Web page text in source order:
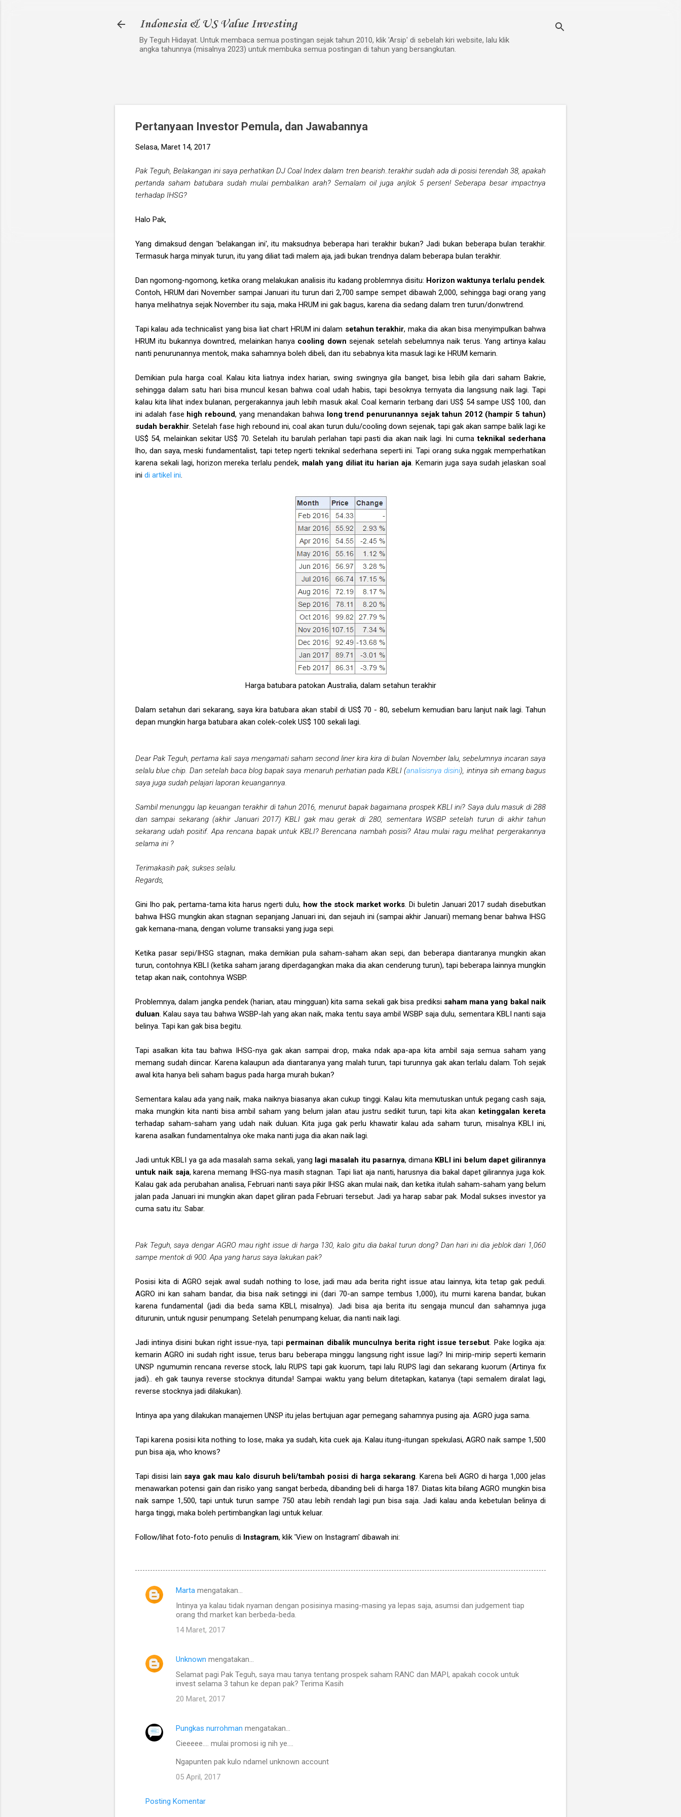
Indonesia & US Value Investing
By Teguh Hidayat. Untuk membaca semua postingan sejak tahun 2010, klik 'Arsip' di sebelah kiri website, lalu klik
angka tahunnya (misalnya 2023) untuk membuka semua postingan di tahun yang bersangkutan.
Pertanyaan Investor Pemula, dan Jawabannya
Selasa, Maret 14, 2017
Pak Teguh, Belakangan ini saya perhatikan DJ Coal Index dalam tren bearish..terakhir sudah ada di posisi terendah 38, apakah
pertanda saham batubara sudah mulai pembalikan arah? Semalam oil juga anjlok 5 persen! Seberapa besar impactnya
terhadap IHSG?
Halo Pak,
Yang dimaksud dengan 'belakangan ini', itu maksudnya beberapa hari terakhir bukan? Jadi bukan beberapa bulan terakhir.
Termasuk harga minyak turun, itu yang diliat tadi malem aja, jadi bukan trendnya dalam beberapa bulan terakhir.
Dan ngomong-ngomong, ketika orang melakukan analisis itu kadang problemnya disitu: Horizon waktunya terlalu pendek
Contoh, HRUM dari November sampai Januari itu turun dari 2,700 sampe sempet dibawah 2,000, sehingga bagi orang yang
hanya melihatnya sejak November itu saja, maka HRUM ini gak bagus, karena dia sedang dalam tren turun/donwtrend.
Tapi kalau ada technicalist yang bisa liat chart HRUM ini dalam setahun terakhir, maka dia akan bisa menyimpulkan bahwa
HRUM itu bukannya downtred, melainkan hanya cooling down sejenak setelah sebelumnya naik terus. Yang artinya kalau
nanti penurunannya mentok, maka sahamnya boleh dibeli, dan itu sebabnya kita masuk lagi ke HRUM kemarin.
Demikian pula harga coal. Kalau kita liatnya index harian, swing swingnya gila banget, bisa lebih gila dari saham Bakrie,
sehingga dalam satu hari bisa muncul kesan bahwa coal udah habis, tapi besoknya ternyata dia langsung naik lagi. Tapi
kalau kita lihat index bulanan, pergerakannya jauh lebih masuk akal. Coal kemarin terbang dari US$ 54 sampe US$ 100, dan
ini adalah fase high rebound, yang menandakan bahwa long trend penurunannya sejak tahun 2012 (hampir 5 tahun)
sudah berakhir . Setelah fase high rebound ini, coal akan turun dulu/cooling down sejenak, tapi gak akan sampe balik lagi ke
US$ 54, melainkan sekitar US$ 70. Setelah itu barulah perlahan tapi pasti dia akan naik lagi. Ini cumateknikal sederhana
lho, dan saya, meski fundamentalist, tapi tetep ngerti teknikal sederhana seperti ini. Tapi orang suka nggak memperhatikan
karena sekali lagi, horizon mereka terlalu pendek, malah yang diliat itu harian aja . Kemarin juga saya sudah jelaskan soal
ini di artikel ini
Harga batubara patokan Australia, dalam setahun terakhir
Dalam setahun dari sekarang, saya kira batubara akan stabil di US$ 70 - 80, sebelum kemudian baru lanjut naik lagi. Tahun
depan mungkin harga batubara akan colek-colek US$ 100 sekali lagi.
Dear Pak Teguh, pertama kali saya mengamati saham second liner kira kira di bulan November lalu, sebelumnya incaran saya
selalu blue chip. Dan setelah baca blog bapak saya menaruh perhatian pada KBLI (analisisnya disini), intinya sih emang bagus
saya juga sudah pelajari laporan keuangannya.
Sambil menunggu lap keuangan terakhir di tahun 2016, menurut bapak bagaimana prospek KBLI ini? Saya dulu masuk di 288
dan sampai sekarang (akhir Januari 2017) KBLI gak mau gerak di 280, sementara WSBP setelah turun di akhir tahun
sekarang udah positif. Apa rencana bapak untuk KBLI? Berencana nambah posisi? Atau mulai ragu melihat pergerakannya
selama ini ?
Terimakasih pak, sukses selalu.
Regards,
Gini lho pak, pertama-tama kita harus ngerti dulu, how the stock market works . Di buletin Januari 2017 sudah disebutkan
bahwa IHSG mungkin akan stagnan sepanjang Januari ini, dan sejauh ini (sampai akhir Januari) memang benar bahwa IHSG
gak kemana-mana, dengan volume transaksi yang juga sepi.
Ketika pasar sepi/IHSG stagnan, maka demikian pula saham-saham akan sepi, dan beberapa diantaranya mungkin akan
turun, contohnya KBLI (ketika saham jarang diperdagangkan maka dia akan cenderung turun), tapi beberapa lainnya mungkin
tetap akan naik, contohnya WSBP.
Problemnya, dalam jangka pendek (harian, atau mingguan) kita sama sekali gak bisa prediksi saham mana yang bakal naik
duluan . Kalau saya tau bahwa WSBP-lah yang akan naik, maka tentu saya ambil WSBP saja dulu, sementara KBLI nanti saja
belinya. Tapi kan gak bisa begitu.
Tapi asalkan kita tau bahwa IHSG-nya gak akan sampai drop, maka ndak apa-apa kita ambil saja semua saham yang
memang sudah diincar. Karena kalaupun ada diantaranya yang malah turun, tapi turunnya gak akan terlalu dalam. Toh sejak
awal kita hanya beli saham bagus pada harga murah bukan?
Sementara kalau ada yang naik, maka naiknya biasanya akan cukup tinggi. Kalau kita memutuskan untuk pegang cash saja,
maka mungkin kita nanti bisa ambil saham yang belum jalan atau justru sedikit turun, tapi kita akan ketinggalan kereta
terhadap saham-saham yang udah naik duluan. Kita juga gak perlu khawatir kalau ada saham turun, misalnya KBLI ini,
karena asalkan fundamentalnya oke maka nanti juga dia akan naik lagi.
Jadi untuk KBLI ya ga ada masalah sama sekali, yang lagi masalah itu pasarnya, dimana KBLI ini belum dapet gilirannya
untuk naik saja, karena memang IHSG-nya masih stagnan. Tapi liat aja nanti, harusnya dia bakal dapet gilirannya juga kok.
Kalau gak ada perubahan analisa, Februari nanti saya pikir IHSG akan mulai naik, dan ketika itulah saham-saham yang belum
jalan pada Januari ini mungkin akan dapet giliran pada Februari tersebut. Jadi ya harap sabar pak. Modal sukses investor ya
cuma satu itu: Sabar.
Pak Teguh, saya dengar AGRO mau right issue di harga 130, kalo gitu dia bakal turun dong? Dan hari ini dia jeblok dari 1,060
sampe mentok di 900. Apa yang harus saya lakukan pak?
Posisi kita di AGRO sejak awal sudah nothing to lose, jadi mau ada berita right issue atau lainnya, kita tetap gak peduli.
AGRO ini kan saham bandar, dia bisa naik setinggi ini (dari 70-an sampe tembus 1,000), itu murni karena bandar, bukan
karena fundamental (jadi dia beda sama KBLI, misalnya). Jadi bisa aja berita itu sengaja muncul dan sahamnya juga
diturunin, untuk ngusir penumpang. Setelah penumpang keluar, dia nanti naik lagi.
Jadi intinya disini bukan right issue-nya, tapi permainan dibalik munculnya berita right issue tersebut . Pake logika aja:
kemarin AGRO ini sudah right issue, terus baru beberapa minggu langsung right issue lagi? Ini mirip-mirip seperti kemarin
UNSP ngumumin rencana reverse stock, lalu RUPS tapi gak kuorum, tapi lalu RUPS lagi dan sekarang kuorum (Artinya fix
jadi).. eh gak taunya reverse stocknya ditunda! Sampai waktu yang belum ditetapkan, katanya (tapi semalem diralat lagi,
reverse stocknya jadi dilakukan).
Intinya apa yang dilakukan manajemen UNSP itu jelas bertujuan agar pemegang sahamnya pusing aja. AGRO juga sama.
Tapi karena posisi kita nothing to lose, maka ya sudah, kita cuek aja. Kalau itung-itungan spekulasi, AGRO naik sampe 1,500
pun bisa aja, who knows?
Tapi disisi lain saya gak mau kalo disuruh beli/tambah posisi di harga sekarang . Karena beli AGRO di harga 1,000 jelas
menawarkan potensi gain dan risiko yang sangat berbeda, dibanding beli di harga 187. Diatas kita bilang AGRO mungkin bisa
naik sampe 1,500, tapi untuk turun sampe 750 atau lebih rendah lagi pun bisa saja. Jadi kalau anda kebetulan belinya di
harga tinggi, maka boleh pertimbangkan lagi untuk keluar.
Follow/lihat foto-foto penulis di Instagram, klik 'View on Instagram' dibawah ini:
K
t
Marta mengatakan…
Intinya ya kalau tidak nyaman dengan posisinya masing-masing ya lepas saja, asumsi dan judgement tiap
orang thd market kan berbeda-beda.
14 Maret, 2017
Unknown mengatakan…
Selamat pagi Pak Teguh, saya mau tanya tentang prospek saham RANC dan MAPI, apakah cocok untuk
invest selama 3 tahun ke depan pak? Terima Kasih
20 Maret, 2017
Pungkas nurrohman mengatakan…
Cieeeee.... mulai promosi ig nih ye....
Ngapunten pak kulo ndamel unknown account
05 April, 2017
Posting Komentar